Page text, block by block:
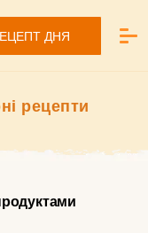
ДНЯ
рецепти